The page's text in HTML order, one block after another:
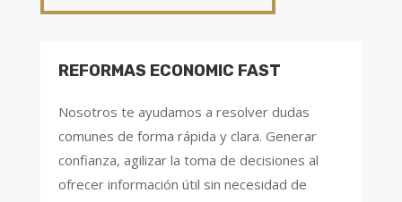
REFORMAS ECONOMIC FAST
Nosotros te ayudamos a resolver dudas
comunes de forma rápida y clara. Generar
confianza, agilizar la toma de decisiones al
ofrecer información útil sin necesidad de